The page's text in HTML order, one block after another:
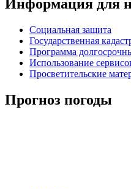
Информация для
Социальная защита
Государственная
Программа
Использование
Просветительские
Прогноз погоды